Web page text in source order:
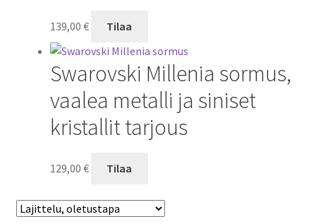
139,00 € Tilaa
Swarovski Millenia sormus,
vaalea metalli ja siniset
kristallit tarjous
129,00 € Tilaa